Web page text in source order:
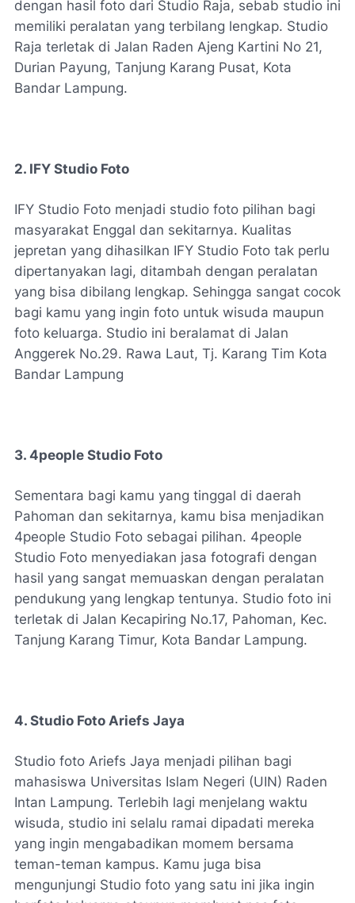
dengan hasil foto dari Studio Raja, sebab studio ini
memiliki peralatan yang terbilang lengkap. Studio
Raja terletak di Jalan Raden Ajeng Kartini No 21,
Durian Payung, Tanjung Karang Pusat, Kota
Bandar Lampung.
2. IFY Studio Foto
IFY Studio Foto menjadi studio foto pilihan bagi
masyarakat Enggal dan sekitarnya. Kualitas
jepretan yang dihasilkan IFY Studio Foto tak perlu
dipertanyakan lagi, ditambah dengan peralatan
yang bisa dibilang lengkap. Sehingga sangat cocok
bagi kamu yang ingin foto untuk wisuda maupun
foto keluarga. Studio ini beralamat di Jalan
Anggerek No.29. Rawa Laut, Tj. Karang Tim Kota
Bandar Lampung
3. 4people Studio Foto
Sementara bagi kamu yang tinggal di daerah
Pahoman dan sekitarnya, kamu bisa menjadikan
4people Studio Foto sebagai pilihan. 4people
Studio Foto menyediakan jasa fotografi dengan
hasil yang sangat memuaskan dengan peralatan
pendukung yang lengkap tentunya. Studio foto ini
terletak di Jalan Kecapiring No.17, Pahoman, Kec.
Tanjung Karang Timur, Kota Bandar Lampung.
4. Studio Foto Ariefs Jaya
Studio foto Ariefs Jaya menjadi pilihan bagi
mahasiswa Universitas Islam Negeri (UIN) Raden
Intan Lampung. Terlebih lagi menjelang waktu
wisuda, studio ini selalu ramai dipadati mereka
yang ingin mengabadikan momem bersama
teman-teman kampus. Kamu juga bisa
mengunjungi Studio foto yang satu ini jika ingin